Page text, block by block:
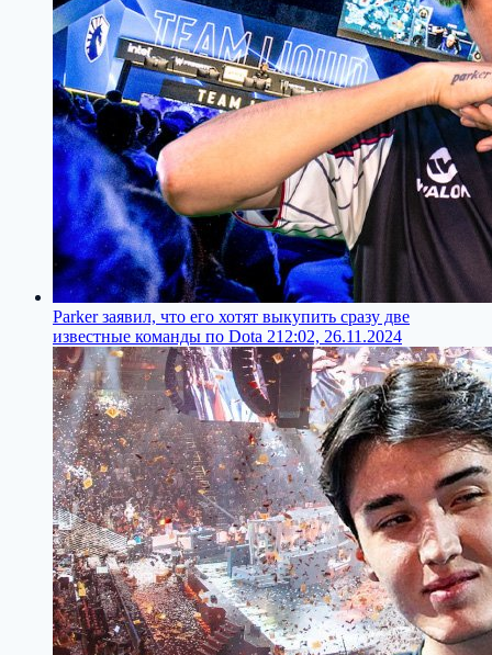
Parker заявил, что его хотят выкупить сразу две
известные команды по Dota 212:02, 26.11.2024